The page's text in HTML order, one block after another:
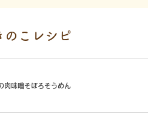
のこレシピ
肉味噌そぼろそうめん